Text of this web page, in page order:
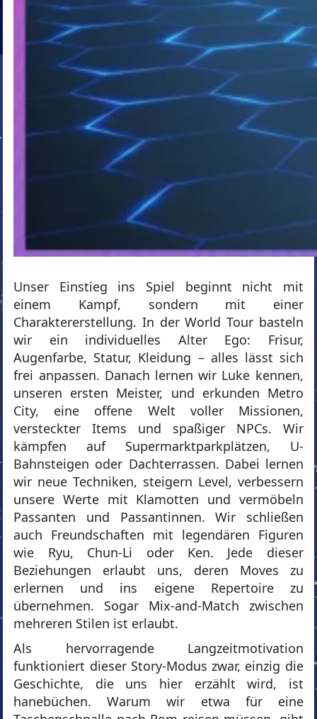
Unser Einstieg ins Spiel beginnt nicht mit
einem Kampf, sondern mit einer
Charaktererstellung. In der World Tour basteln
wir ein individuelles Alter Ego: Frisur,
Augenfarbe, Statur, Kleidung – alles lässt sich
frei anpassen. Danach lernen wir Luke kennen,
unseren ersten Meister, und erkunden Metro
City, eine offene Welt voller Missionen,
versteckter Items und spaßiger NPCs. Wir
kämpfen auf Supermarktparkplätzen, U-
Bahnsteigen oder Dachterrassen. Dabei lernen
wir neue Techniken, steigern Level, verbessern
unsere Werte mit Klamotten und vermöbeln
Passanten und Passantinnen. Wir schließen
auch Freundschaften mit legendären Figuren
wie Ryu, Chun-Li oder Ken. Jede dieser
Beziehungen erlaubt uns, deren Moves zu
erlernen und ins eigene Repertoire zu
übernehmen. Sogar Mix-and-Match zwischen
mehreren Stilen ist erlaubt.
Als hervorragende Langzeitmotivation
funktioniert dieser Story-Modus zwar, einzig die
Geschichte, die uns hier erzählt wird, ist
hanebüchen. Warum wir etwa für eine